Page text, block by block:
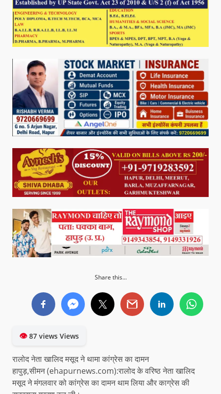
Share this...
👁87 views Views
रालोद नेता खालिद मसूद ने थामा कांग्रेस का दामन
हापुड़,सीमन (ehapurnews.com):रालोद के वरिष्ठ नेता खालिद
मसूद ने मंगलवार को कांग्रेस का दामन थाम लिया और काग्रेस की